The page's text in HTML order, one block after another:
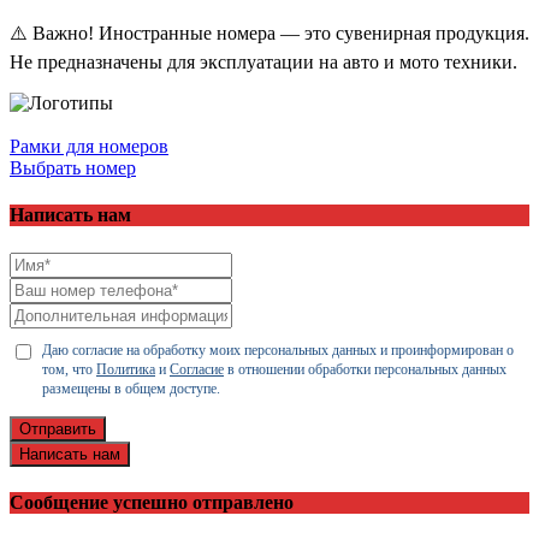
⚠️ Важно! Иностранные номера — это сувенирная продукция.
Не предназначены для эксплуатации на авто и мото техники.
Рамки для номеров
Выбрать номер
Написать нам
Даю согласие на обработку моих персональных данных и проинформирован о
том, что Политика и Согласие в отношении обработки персональных данных
размещены в общем доступе.
Отправить
Написать нам
Сообщение успешно отправлено